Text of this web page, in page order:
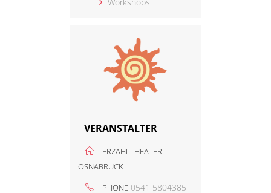
VERANSTALTER
ERZÄHLTHEATER
OSNABRÜCK
PHONE 0541 5804385